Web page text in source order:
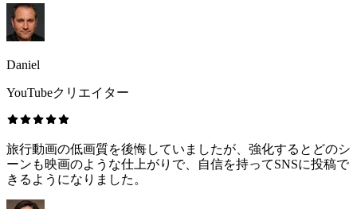
Daniel
YouTubeクリエイター
旅行動画の低画質を後悔していましたが、強化するとどのシ
ーンも映画のような仕上がりで、自信を持ってSNSに投稿で
きるようになりました。